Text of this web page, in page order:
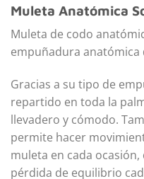
Muleta Anatómica
Muleta de codo
empuñadura anatómica
Gracias a su tipo de
repartido en toda la
llevadero y cómodo.
permite hacer
muleta en cada
pérdida de equilibrio